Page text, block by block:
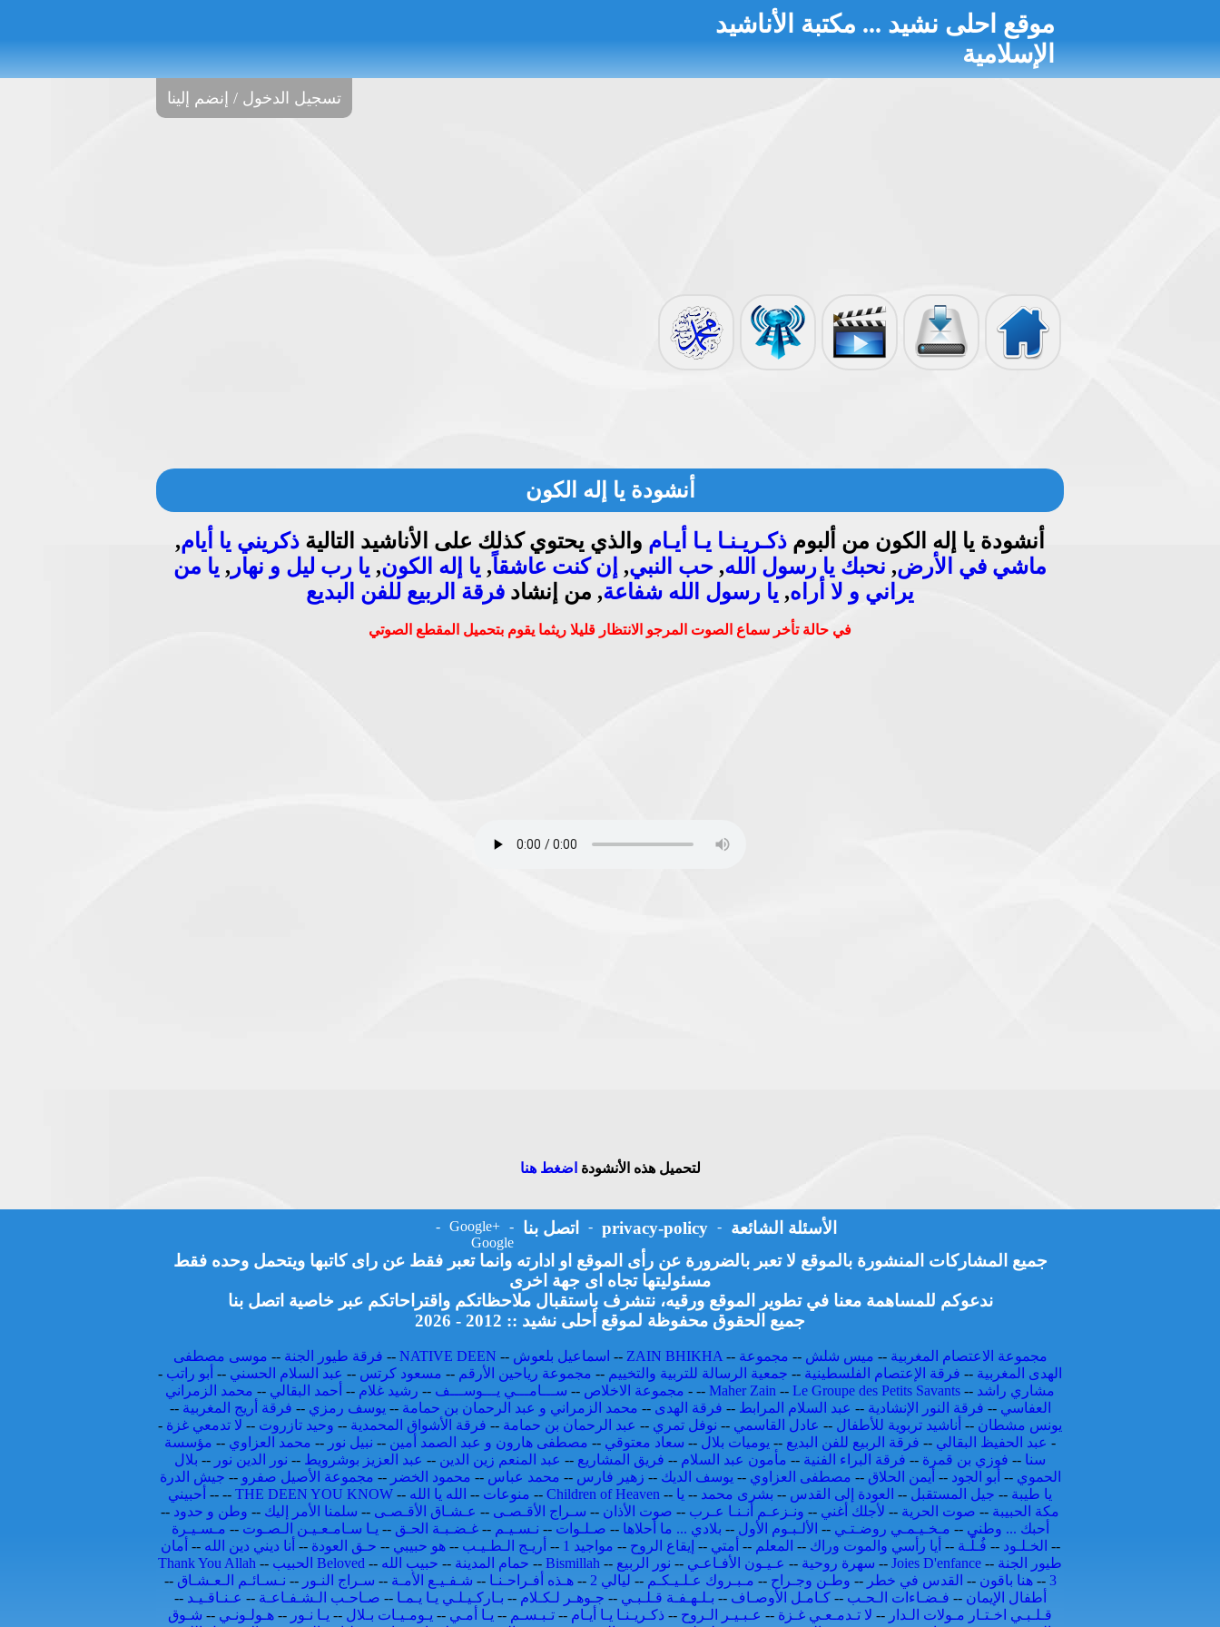
موقع احلى نشيد ... مكتبة الأناشيد
الإسلامية
تسجيل الدخول / إنضم إلينا
تحميل الألبوماتأناشيد مصورةإذاعة الأناشيدالأحاديث النووية
أنشودة يا إله الكون
أنشودة يا إله الكون من ألبوم ذكـريـنـا يـا أيـام والذي يحتوي كذلك على الأناشيد التالية ذكريني يا أيام,
ماشي في الأرض, نحبك يا رسول الله, حب النبي, إن كنت عاشقاً, يا إله الكون, يا رب ليل و نهار , يا من
يراني و لا أراه, يا رسول الله شفاعة, من إنشاد فرقة الربيع للفن البديع
في حالة تأخر سماع الصوت المرجو الانتظار قليلا ريثما يقوم بتحميل المقطع الصوتي
لتحميل هذه الأنشودة اضغط هنا
الأسئلة الشائعة -
privacy-policy
- اتصل بنا -
Google+
-
Google
جميع المشاركات المنشورة بالموقع لا تعبر بالضرورة عن رأى الموقع او ادارته وانما تعبر فقط عن راى كاتبها ويتحمل وحده فقط
مسئوليتها تجاه اى جهة اخرى
ندعوكم للمساهمة معنا في تطوير الموقع ورقيه، نتشرف باستقبال ملاحظاتكم واقتراحاتكم عبر خاصية اتصل بنا
جميع الحقوق محفوظة لموقع أحلى نشيد :: 2012 - 2026
فرقة طيور الجنة -- موسى مصطفى -- NATIVE DEEN -- اسماعيل بلعوش -- ZAIN BHIKHA -- مجموعة الاعتصام المغربية -- ميس شلش -- مجموعة
الهدى المغربية -- فرقة الإعتصام الفلسطينية -- جمعية الرسالة للتربية والتخييم -- مجموعة رياحين الأرقم -- مسعود كرتس -- عبد السلام الحسني -- أبو راتب -
- مجموعة الاخلاص -- ســـامـــي يـــوســـف -- رشيد غلام -- أحمد البقالي -- محمد الزمراني -- Maher Zain -- Le Groupe des Petits Savants -- مشاري راشد
العفاسي -- فرقة النور الإنشادية -- عبد السلام المرابط -- فرقة الهدى -- محمد الزمراني و عبد الرحمان بن حمامة -- يوسف رمزي -- فرقة أريج المغربية --
يونس مشطان -- أناشيد تربوية للأطفال -- عادل القاسمي -- نوفل تمري -- عبد الرحمان بن حمامة -- فرقة الأشواق المحمدية -- وحيد تازروت -- لا تدمعي غزة -
- عبد الحفيظ البقالي -- فرقة الربيع للفن البديع -- يوميات بلال -- سعاد معتوقي -- مصطفى هارون و عبد الصمد أمين -- نبيل نور -- محمد العزاوي -- مؤسسة
سنا -- فوزي بن قمرة -- فرقة البراء الفنية -- مأمون عبد السلام -- فريق المشاريع -- عبد المنعم زين الدين -- عبد العزيز بوشرويط -- نور الدين نور -- بلال
الحموي -- أبو الجود -- أيمن الحلاق -- مصطفى العزاوي -- يوسف الديك -- زهير فارس -- محمد عباس -- محمود الخضر -- مجموعة الأصيل صفرو -- جيش الدرة
-- أحبيني -- THE DEEN YOU KNOW -- منوعات -- الله يا الله -- Children of Heaven -- يا طيبة -- جيل المستقبل -- العودة إلى القدس -- بشرى محمد -- يا
مكة الحبيبة -- صوت الحرية -- لأجلك أغني -- ونـزعـم أنـنـا عـرب -- صوت الأذان -- سـراج الأقـصـى -- عـشـاق الأقـصـى -- سلمنا الأمر إليك -- وطن و حدود --
أحبك ... وطني -- مـخـيـمـي روضـتـي -- الألـبـوم الأول -- بلادي ... ما أحلاها -- صـلـوات -- نـسـيـم --غـضـبـة الحـق -- يـا سـامـعـيـن الـصـوت -- مـسـيـرة
الخـلـود -- فُـلّـة -- أيا رأسي والموت وراك -- المعلم -- أمتي -- إيقاع الروح -- مواجيد 1 -- أريـج الـطـيـب --هو حبيبي -- حـق العودة -- أنا ديني دين الله -- أمان
--
Thank You Allah -- الحبيب Beloved -- حمام المدينة -- حبيب الله -- Bismillah -- سهرة روحية -- عـيـون الأفـاعـي -- نور الربيع -- Joies D'enfance -- طيور الجنة
3
--هنا باقون -- القدس في خطر -- وطـن وجـراح -- مـبـروك عـلـيـكـم -- ليالي 2 --هـذه أفـراحـنـا -- شـفـيـع الأمـة -- سـراج النـور -- نـسـائـم الـعـشـاق --
أطفال الإيمان -- فـضـاءات الـحـب --كـامـل الأوصـاف -- بـلـهـفـة قـلـبـي -- جـوهـر لـكـلام -- بـاركـيـلـي يـا يـمـا -- صـاحـب الـشـفـاعـة -- عـنـاقـيـد --
قـلـبـي اخـتـار مـولات الـدار -- لا تـدمـعـي غـزة -- عـبـيـر الـروح -- ذكـريـنـا يـا أيـام -- تـبـسـم -- يـا أمـي -- يـومـيـات بـلال -- يـا نـور -- هـولـونـي -- شـوق